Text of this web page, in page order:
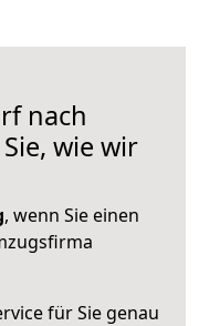
nach
wie wir
, wenn Sie einen
für Sie genau